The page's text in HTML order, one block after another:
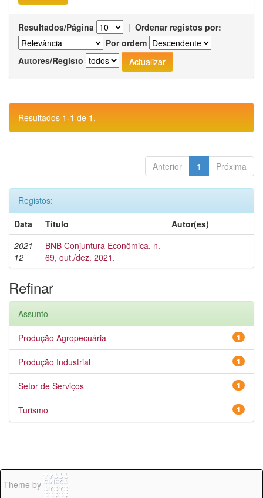
Resultados/Página | Ordenar registos por:
Por ordem
Autores/Registo
Resultados 1-1 de 1.
Anterior 1 Próxima
Registos:
Data
Título
Autor(es)
2021-
12
BNB Conjuntura Econômica, n.
69, out./dez. 2021.
-
Refinar
Assunto
1
Produção Agropecuária
1
Produção Industrial
1
Setor de Serviços
1
Turismo
Theme by